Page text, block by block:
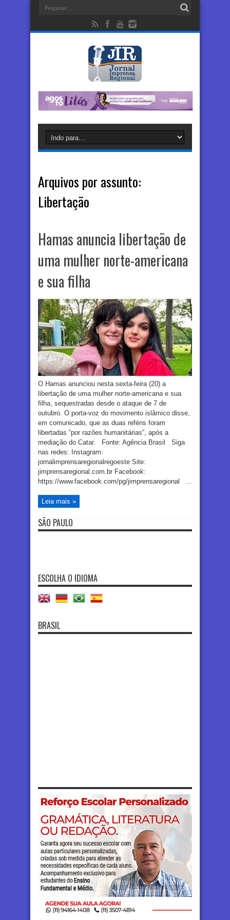
Arquivos por assunto:
Libertação
Hamas anuncia libertação de
uma mulher norte-americana
e sua filha
O Hamas anunciou nesta sexta-feira (20) a
libertação de uma mulher norte-americana e sua
filha, sequestradas desde o ataque de 7 de
outubro. O porta-voz do movimento islâmico disse,
em comunicado, que as duas reféns foram
libertadas “por razões humanitárias”, após a
mediação do Catar. Fonte: Agência Brasil Siga
nas redes: Instagram:
jornalimprensaregionalregoeste Site:
jimprensaregional.com.br Facebook:
https://www.facebook.com/pg/jimprensaregional ...
Leia mais »
SÃO PAULO
ESCOLHA O IDIOMA
BRASIL